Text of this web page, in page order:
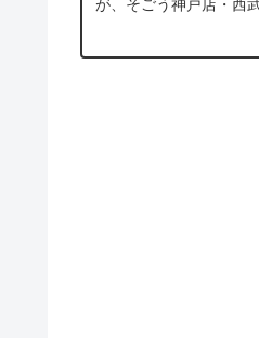
が、そごう神戸店・西
6月9日（日）に開催